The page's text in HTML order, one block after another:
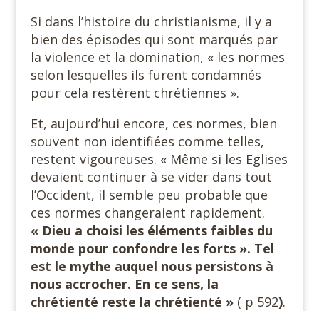
Si dans l’histoire du christianisme, il y a
bien des épisodes qui sont marqués par
la violence et la domination, « les normes
selon lesquelles ils furent condamnés
pour cela restèrent chrétiennes ».
Et, aujourd’hui encore, ces normes, bien
souvent non identifiées comme telles,
restent vigoureuses. « Même si les Eglises
devaient continuer à se vider dans tout
l’Occident, il semble peu probable que
ces normes changeraient rapidement.
« Dieu a choisi les éléments faibles du
monde pour confondre les forts ». Tel
est le mythe auquel nous persistons à
nous accrocher. En ce sens, la
chrétienté reste la chrétienté » ( p 592).